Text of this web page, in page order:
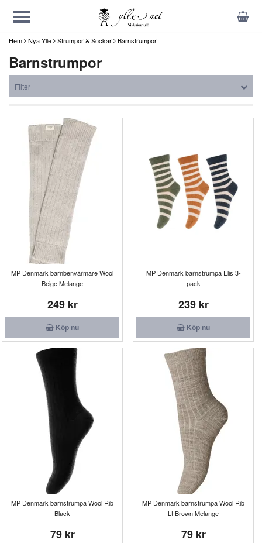
Hem Nya Ylle Strumpor & Sockar Barnstrumpor
Barnstrumpor
Filter
MP Denmark barnbenvärmare Wool
Beige Melange
249 kr
Köp nu
MP Denmark barnstrumpa Elis 3-
pack
239 kr
Köp nu
MP Denmark barnstrumpa Wool Rib
Black
79 kr
MP Denmark barnstrumpa Wool Rib
Lt Brown Melange
79 kr